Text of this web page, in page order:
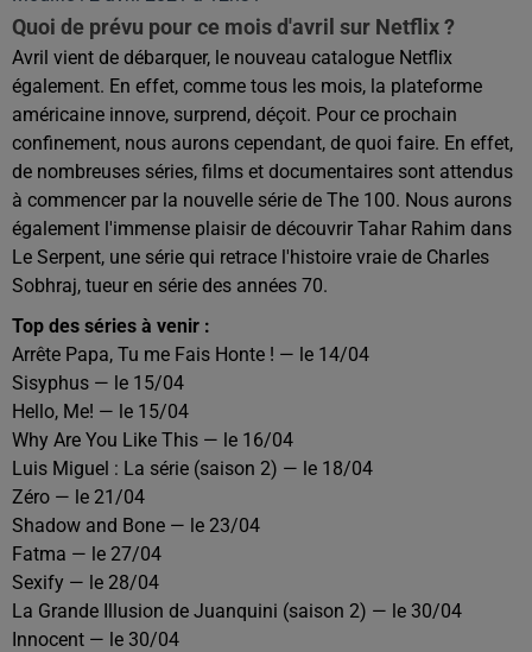
Quoi de prévu pour ce mois d'avril sur Netflix ?
Avril vient de débarquer, le nouveau catalogue Netflix
également. En effet, comme tous les mois, la plateforme
américaine innove, surprend, déçoit. Pour ce prochain
confinement, nous aurons cependant, de quoi faire. En effet,
de nombreuses séries, films et documentaires sont attendus
à commencer par la nouvelle série de The 100. Nous aurons
également l'immense plaisir de découvrir Tahar Rahim dans
Le Serpent, une série qui retrace l'histoire vraie de Charles
Sobhraj, tueur en série des années 70.
Top des séries à venir :
Arrête Papa, Tu me Fais Honte ! — le 14/04
Sisyphus — le 15/04
Hello, Me! — le 15/04
Why Are You Like This — le 16/04
Luis Miguel : La série (saison 2) — le 18/04
Zéro — le 21/04
Shadow and Bone — le 23/04
Fatma — le 27/04
Sexify — le 28/04
La Grande Illusion de Juanquini (saison 2) — le 30/04
Innocent — le 30/04